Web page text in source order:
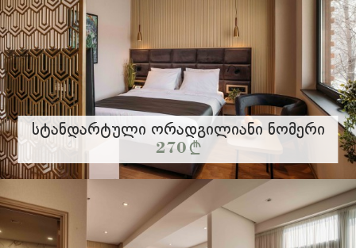
Სტანდარტული Ორადგილიანი Ნომერი
270 §
თანამედროვე დიზაინის ოთახი აღჭუვრილია
კონდიციონერით, პლაზმური ტელევიზორით,
საკაბელო და სატელიტური ...
ვრცლად